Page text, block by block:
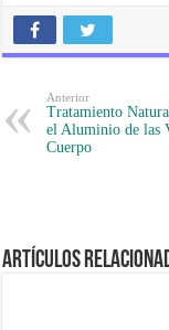
Anterior
Tratamiento
el Aluminio de las
Cuerpo
Artículos